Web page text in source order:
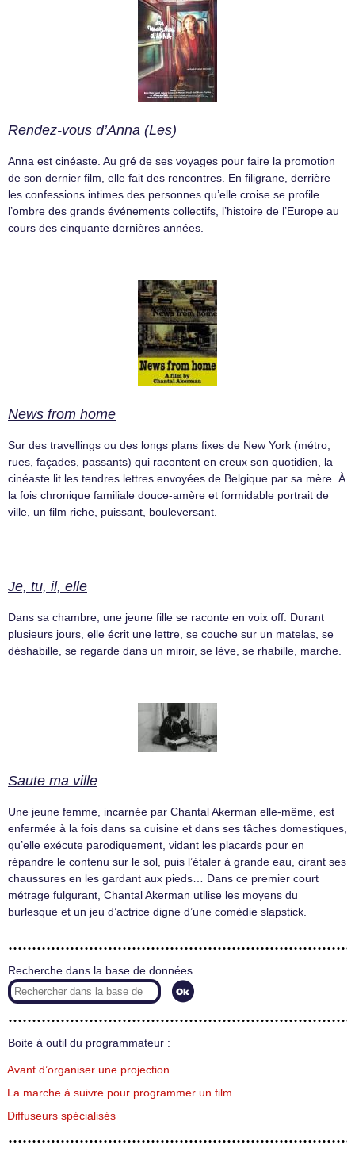
Rendez-vous d’Anna (Les)
Anna est cinéaste. Au gré de ses voyages pour faire la promotion
de son dernier film, elle fait des rencontres. En filigrane, derrière
les confessions intimes des personnes qu’elle croise se profile
l’ombre des grands événements collectifs, l’histoire de l’Europe au
cours des cinquante dernières années.
News from home
Sur des travellings ou des longs plans fixes de New York (métro,
rues, façades, passants) qui racontent en creux son quotidien, la
cinéaste lit les tendres lettres envoyées de Belgique par sa mère. À
la fois chronique familiale douce-amère et formidable portrait de
ville, un film riche, puissant, bouleversant.
Je, tu, il, elle
Dans sa chambre, une jeune fille se raconte en voix off. Durant
plusieurs jours, elle écrit une lettre, se couche sur un matelas, se
déshabille, se regarde dans un miroir, se lève, se rhabille, marche.
Saute ma ville
Une jeune femme, incarnée par Chantal Akerman elle-même, est
enfermée à la fois dans sa cuisine et dans ses tâches domestiques,
qu’elle exécute parodiquement, vidant les placards pour en
répandre le contenu sur le sol, puis l’étaler à grande eau, cirant ses
chaussures en les gardant aux pieds… Dans ce premier court
métrage fulgurant, Chantal Akerman utilise les moyens du
burlesque et un jeu d’actrice digne d’une comédie slapstick.
Recherche dans la base de données
Boite à outil du programmateur :
Avant d’organiser une projection…
La marche à suivre pour programmer un film
Diffuseurs spécialisés